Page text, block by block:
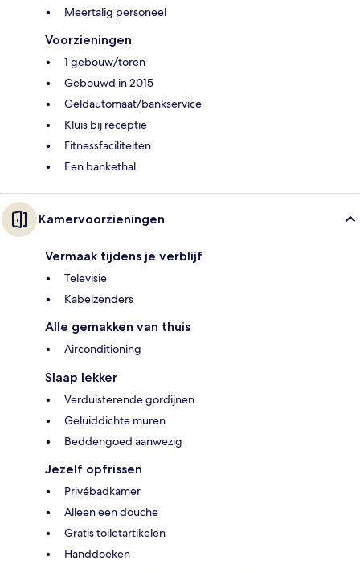
Meertalig personeel
Voorzieningen
1 gebouw/toren
Gebouwd in 2015
Geldautomaat/bankservice
Kluis bij receptie
Fitnessfaciliteiten
Een bankethal
Kamervoorzieningen
Vermaak tijdens je verblijf
Televisie
Kabelzenders
Alle gemakken van thuis
Airconditioning
Slaap lekker
Verduisterende gordijnen
Geluiddichte muren
Beddengoed aanwezig
Jezelf opfrissen
Privébadkamer
Alleen een douche
Gratis toiletartikelen
Handdoeken